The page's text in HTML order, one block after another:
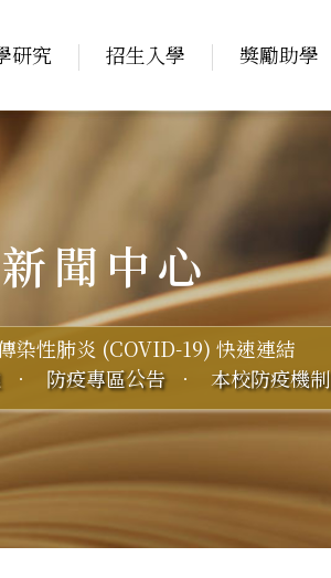
研究 招生入學 獎勵助學
新聞中心
染性肺炎 (COVID-19) 快速連結
． 防疫專區公告． 本校防疫機制